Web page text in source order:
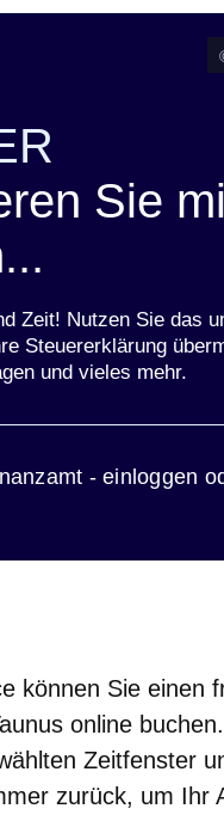
Sie
Zeit! Nutzen Sie das
Steuererklärung
und vieles mehr.
- einloggen
Fenster
können Sie einen
online
Zeitfenster
zurück, um Ihr